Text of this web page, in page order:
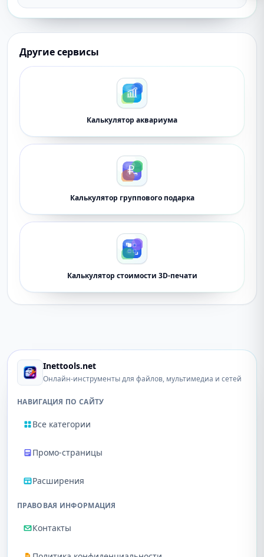
Другие сервисы
Калькулятор аквариума
Калькулятор группового подарка
Калькулятор стоимости 3D-печати
Inettools.net
Онлайн-инструменты для файлов, мультимедиа и сетей
НАВИГАЦИЯ ПО САЙТУ
Все категории
Промо-страницы
Расширения
ПРАВОВАЯ ИНФОРМАЦИЯ
Контакты